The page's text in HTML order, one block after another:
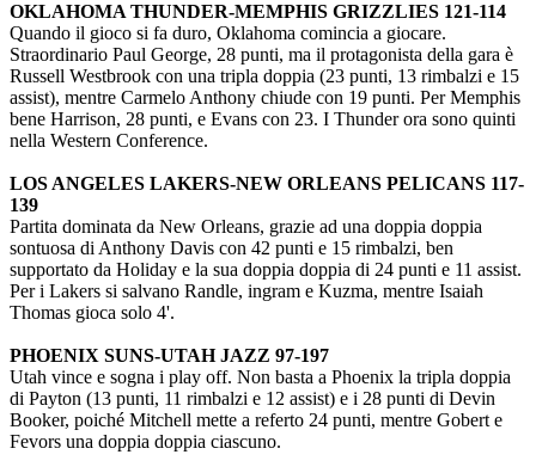
OKLAHOMA THUNDER-MEMPHIS GRIZZLIES 121-114
Quando il gioco si fa duro, Oklahoma comincia a giocare.
Straordinario Paul George, 28 punti, ma il protagonista della gara è
Russell Westbrook con una tripla doppia (23 punti, 13 rimbalzi e 15
assist), mentre Carmelo Anthony chiude con 19 punti. Per Memphis
bene Harrison, 28 punti, e Evans con 23. I Thunder ora sono quinti
nella Western Conference.
LOS ANGELES LAKERS-NEW ORLEANS PELICANS 117-
139
Partita dominata da New Orleans, grazie ad una doppia doppia
sontuosa di Anthony Davis con 42 punti e 15 rimbalzi, ben
supportato da Holiday e la sua doppia doppia di 24 punti e 11 assist.
Per i Lakers si salvano Randle, ingram e Kuzma, mentre Isaiah
Thomas gioca solo 4'.
PHOENIX SUNS-UTAH JAZZ 97-197
Utah vince e sogna i play off. Non basta a Phoenix la tripla doppia
di Payton (13 punti, 11 rimbalzi e 12 assist) e i 28 punti di Devin
Booker, poiché Mitchell mette a referto 24 punti, mentre Gobert e
Fevors una doppia doppia ciascuno.